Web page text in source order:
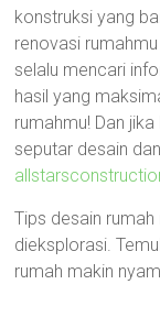
konstruksi yang
renovasi
selalu mencari
hasil yang
rumahmu! Dan
seputar desain
Tips desain
dieksplorasi.
rumah makin